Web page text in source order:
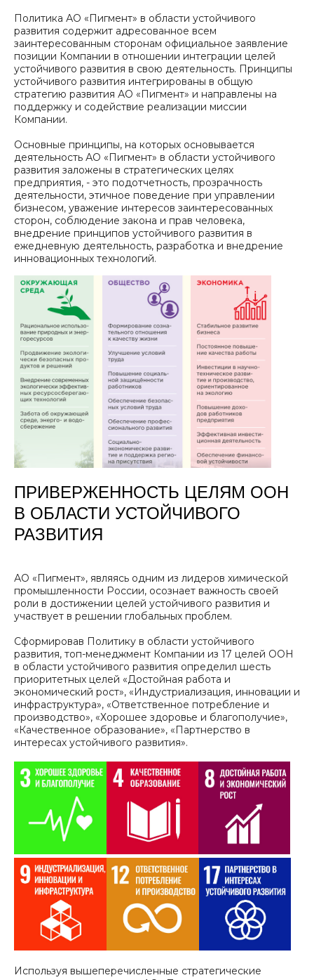
Политика АО «Пигмент» в области устойчивого
развития содержит адресованное всем
заинтересованным сторонам официальное заявление
позиции Компании в отношении интеграции целей
устойчивого развития в свою деятельность. Принципы
устойчивого развития интегрированы в общую
стратегию развития АО «Пигмент» и направлены на
поддержку и содействие реализации миссии
Компании.
Основные принципы, на которых основывается
деятельность АО «Пигмент» в области устойчивого
развития заложены в стратегических целях
предприятия, - это подотчетность, прозрачность
деятельности, этичное поведение при управлении
бизнесом, уважение интересов заинтересованных
сторон, соблюдение закона и прав человека,
внедрение принципов устойчивого развития в
ежедневную деятельность, разработка и внедрение
инновационных технологий.
ПРИВЕРЖЕННОСТЬ ЦЕЛЯМ ООН
В ОБЛАСТИ УСТОЙЧИВОГО
РАЗВИТИЯ
АО «Пигмент», являясь одним из лидеров химической
промышленности России, осознает важность своей
роли в достижении целей устойчивого развития и
участвует в решении глобальных проблем.
Сформировав Политику в области устойчивого
развития, топ-менеджмент Компании из 17 целей ООН
в области устойчивого развития определил шесть
приоритетных целей «Достойная работа и
экономический рост», «Индустриализация, инновации и
инфраструктура», «Ответственное потребление и
производство», «Хорошее здоровье и благополучие»,
«Качественное образование», «Партнерство в
интересах устойчивого развития».
Используя вышеперечисленные стратегические